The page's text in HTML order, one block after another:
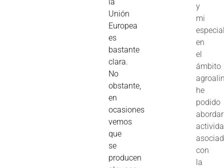
Unión
Europea
es
bastante
clara.
No
obstante,
en
ocasiones
vemos
que
se
producen
y
mi
en
el
ámbito
he
podido
abordar
con
la